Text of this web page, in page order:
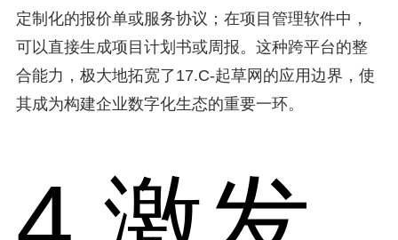
定制化的报价单或服务协议；在项目管理软件中，
可以直接生成项目计划书或周报。这种跨平台的整
合能力，极大地拓宽了17.C-起草网的应用边界，使
其成为构建企业数字化生态的重要一环。